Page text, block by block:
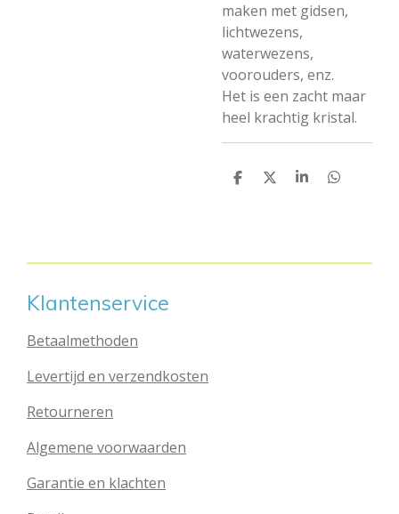
maken met gidsen,
lichtwezens,
waterwezens,
voorouders, enz.
Het is een zacht maar
heel krachtig kristal.
D
D
S
D
Klantenservice
Betaalmethoden
Levertijd en verzendkosten
Retourneren
Algemene voorwaarden
Garantie en klachten